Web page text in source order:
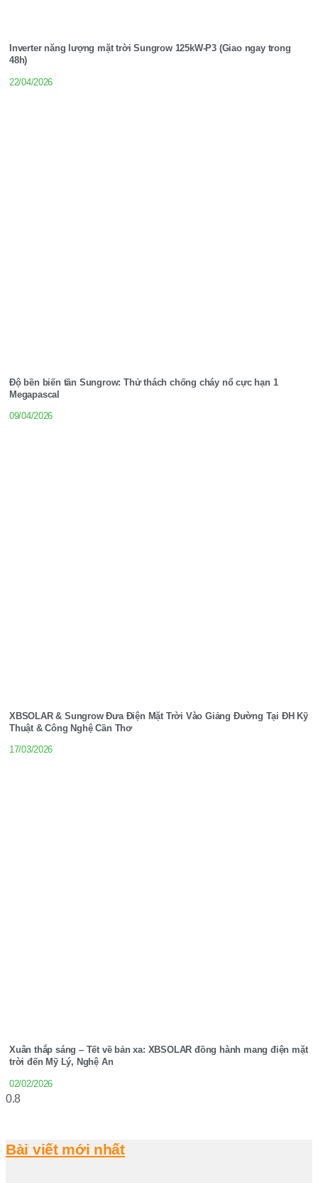
Inverter năng lượng mặt trời Sungrow 125kW-P3 (Giao ngay trong
48h)
22/04/2026
Độ bền biến tần Sungrow: Thử thách chống cháy nổ cực hạn 1
Megapascal
09/04/2026
XBSOLAR & Sungrow Đưa Điện Mặt Trời Vào Giảng Đường Tại ĐH Kỹ
Thuật & Công Nghệ Cần Thơ
17/03/2026
Xuân thắp sáng – Tết về bản xa: XBSOLAR đồng hành mang điện mặt
trời đến Mỹ Lý, Nghệ An
02/02/2026
Bài viết mới nhất